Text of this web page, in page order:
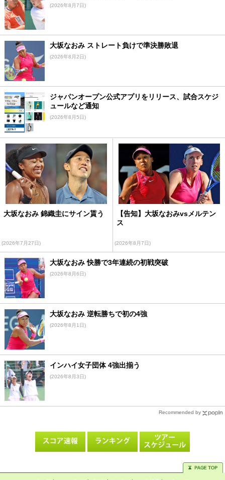
(2026年8月7日)
大坂なおみ ストレート負けで準決勝敗退
(2026年8月2日)
ジャパンオープン公式アプリをリリース、試合スケジ
ュールなど通知
(2026年8月5日)
大坂なおみ 錦織圭にサイン貰う
(2026年7月27日)
【告知】大坂なおみvsメルテン
ス
(2026年8月7日)
大坂なおみ 快勝で3年連続の初戦突破
(2026年8月6日)
大坂なおみ 逆転勝ちで初の4強
(2026年8月1日)
インハイ女子団体 4強出揃う
(2026年8月3日)
Recommended by